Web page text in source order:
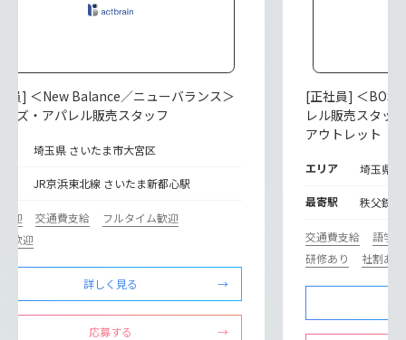
員] ＜New Balance／ニューバランス＞
ーズ・アパレル販売スタッフ
埼玉県 さいたま市大宮区
JR京浜東北線 さいたま新都心駅
迎 交通費支給
フルタイム歓迎
歓迎
詳しく見る
応募する
[正社員] ＜
レル販売スタッ
アウトレット
エリア 埼玉県
最寄駅 秩父鉄
交通費支給
語学
研修あり
社割あり